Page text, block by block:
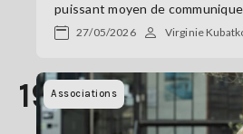
puissant moyen de
27/05/2026 Virginie
19Associations